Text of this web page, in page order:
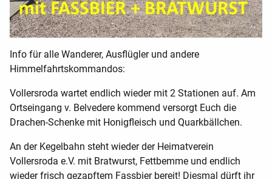
Info für alle Wanderer, Ausflügler und andere
Himmelfahrtskommandos:
Vollersroda wartet endlich wieder mit 2 Stationen auf. Am
Ortseingang v. Belvedere kommend versorgt Euch die
Drachen-Schenke mit Honigfleisch und Quarkbällchen.
An der Kegelbahn steht wieder der Heimatverein
Vollersroda e.V. mit Bratwurst, Fettbemme und endlich
wieder frisch gezapftem Fassbier bereit! Diesmal dürft ihr